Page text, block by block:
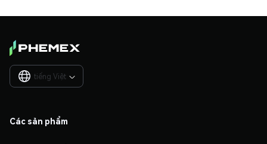
tiếng Việt 
Các sản phẩm